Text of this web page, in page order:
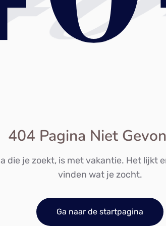
404 Pagina Niet
die je zoekt, is met vakantie. Het lijkt
vinden wat je zocht.
Ga naar de startpagina